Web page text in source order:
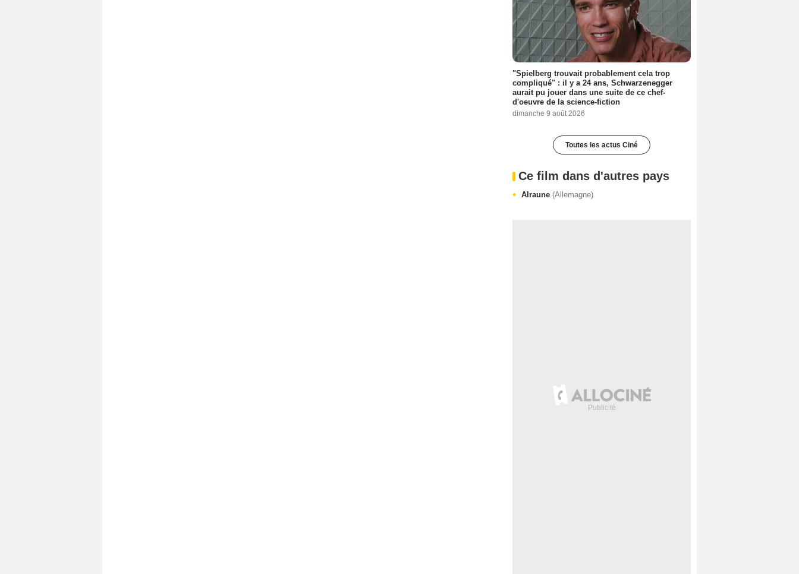
"Spielberg trouvait probablement cela trop
compliqué" : il y a 24 ans, Schwarzenegger
aurait pu jouer dans une suite de ce chef-
d'oeuvre de la science-fiction
dimanche 9 août 2026
Toutes les actus Ciné
Ce film dans d'autres pays
Alraune (Allemagne)